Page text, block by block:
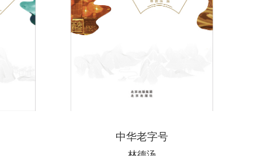
中华老字号